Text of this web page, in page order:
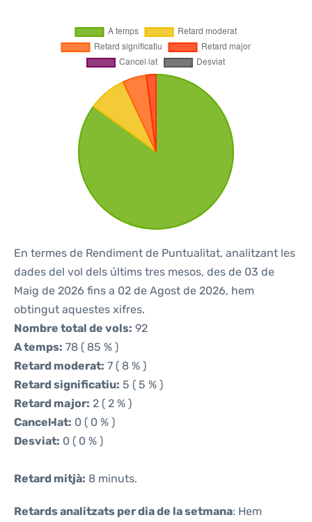
En termes de Rendiment de Puntualitat, analitzant les
dades del vol dels últims tres mesos, des de 03 de
Maig de 2026 fins a 02 de Agost de 2026, hem
obtingut aquestes xifres.
Nombre total de vols: 92
A temps: 78 ( 85 % )
Retard moderat: 7 ( 8 % )
Retard significatiu: 5 ( 5 % )
Retard major: 2 ( 2 % )
Cancel·lat: 0 ( 0 % )
Desviat: 0 ( 0 % )
Retard mitjà: 8 minuts.
Retards analitzats per dia de la setmana: Hem